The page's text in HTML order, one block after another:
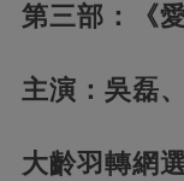
第三部：《
主演：吳磊
大齡羽轉網